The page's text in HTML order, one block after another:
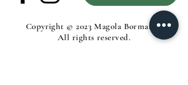
Copyright © 2023 Magola Borman®.
All rights reserved.